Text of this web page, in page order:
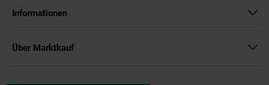
Informationen
Über Marktkauf